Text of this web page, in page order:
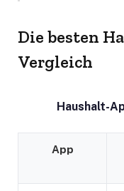
Die besten
Vergleich
Haushalt-
App